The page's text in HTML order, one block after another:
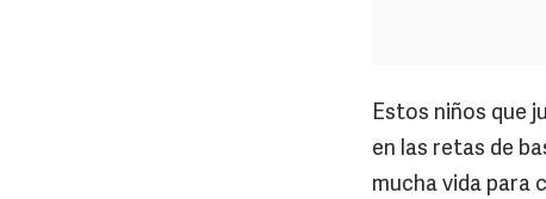
Estos niños que
en las retas de
mucha vida para